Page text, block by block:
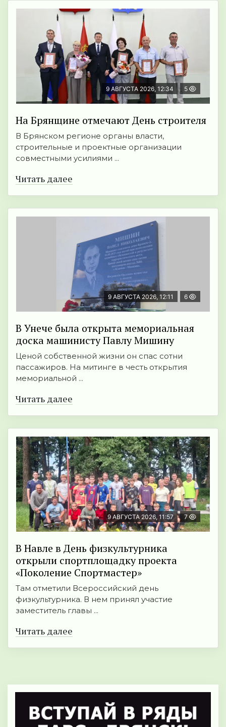
9 АВГУСТА 2026, 12:34 5
На Брянщине отмечают День строителя
В Брянском регионе органы власти,
строительные и проектные организации
совместными усилиями ...
Читать далее
9 АВГУСТА 2026, 12:11 6
В Унече была открыта мемориальная
доска машинисту Павлу Мишину
Ценой собственной жизни он спас сотни
пассажиров. На митинге в честь открытия
мемориальной ...
Читать далее
9 АВГУСТА 2026, 11:57 7
В Навле в День физкультурника
открыли спортплощадку проекта
«Поколение Спортмастер»
Там отметили Всероссийский день
физкультурника. В нем принял участие
заместитель главы ...
Читать далее